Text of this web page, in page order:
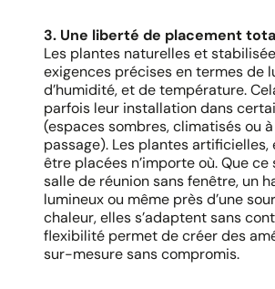
3. Une liberté de placement
Les plantes naturelles et
exigences précises en termes de
d’humidité, et de température.
parfois leur installation dans
(espaces sombres, climatisés ou
passage). Les plantes artificielles,
être placées n’importe où. Que ce
salle de réunion sans fenêtre, un
lumineux ou même près d’une
chaleur, elles s’adaptent sans
flexibilité permet de créer des
sur-mesure sans compromis.